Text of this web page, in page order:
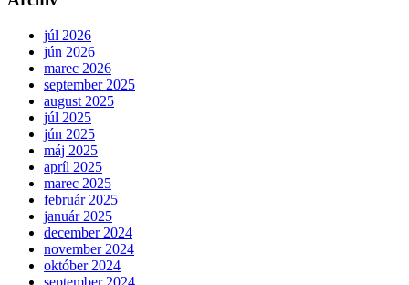
júl 2026
jún 2026
marec 2026
september 2025
august 2025
júl 2025
jún 2025
máj 2025
apríl 2025
marec 2025
február 2025
január 2025
december 2024
november 2024
október 2024
september 2024